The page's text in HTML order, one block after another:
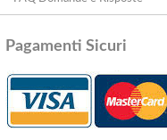
Pagamenti Sicuri